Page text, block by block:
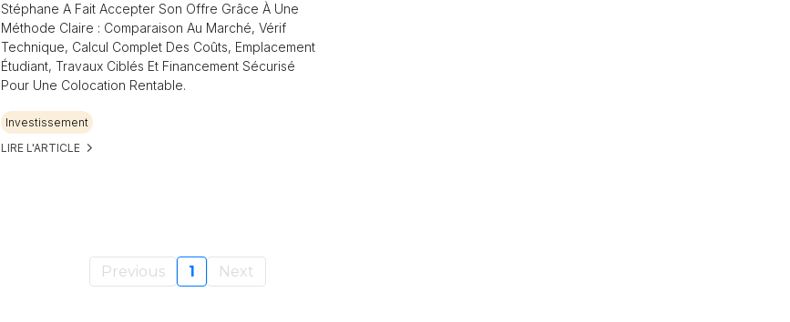
Stéphane A Fait Accepter Son Offre Grâce À Une
Méthode Claire : Comparaison Au Marché, Vérif
Technique, Calcul Complet Des Coûts, Emplacement
Étudiant, Travaux Ciblés Et Financement Sécurisé
Pour Une Colocation Rentable.
Investissement
LIRE L'ARTICLE
Previous 1 Next